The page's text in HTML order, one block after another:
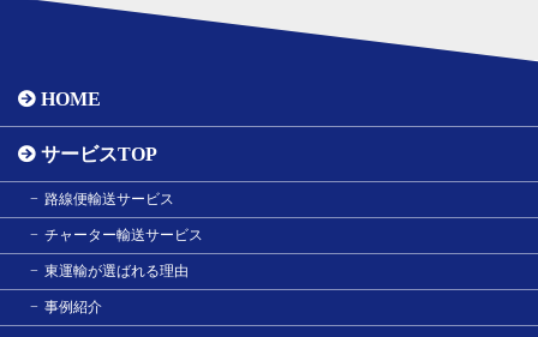
HOME
サービスTOP
路線便輸送サービス
チャーター輸送サービス
東運輸が選ばれる理由
事例紹介